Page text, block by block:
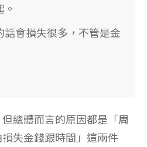
話會損失很多，不管是金
總體而言的原因都是「周
失金錢跟時間」這兩件